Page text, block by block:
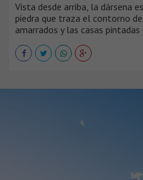
Vista desde arriba, la dársena
piedra que traza el contorno
amarrados y las casas pintadas